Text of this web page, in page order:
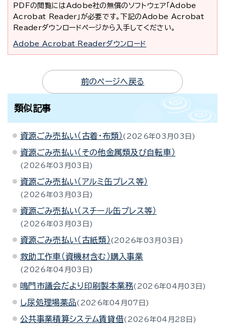
PDFの閲覧にはAdobe社の無償のソフトウェア「Adobe
Acrobat Reader」が必要です。下記のAdobe Acrobat
Readerダウンロードページから入手してください。
Adobe Acrobat Readerダウンロード
前のページへ戻る
類似記事
資源ごみ売払い（古着・布類） 2026年03月03日
資源ごみ売払い（その他金属類及び自転車）
2026年03月03日
資源ごみ売払い（アルミ缶プレス等）
2026年03月03日
資源ごみ売払い（スチール缶プレス等）
2026年03月03日
資源ごみ売払い（古紙類） 2026年03月03日
救助工作車（資機材含む）購入事業
2026年04月03日
鳴門市議会だより印刷製本業務 2026年04月03日
し尿処理場薬品 2026年04月07日
公共事業積算システム賃貸借 2026年04月28日